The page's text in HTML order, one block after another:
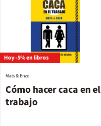
Hoy -5% en libros
Cómo hacer caca en el
trabajo
Mats & Enzo